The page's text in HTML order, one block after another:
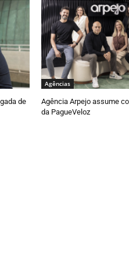
de
Agências
Agência Arpejo assume
da PagueVeloz